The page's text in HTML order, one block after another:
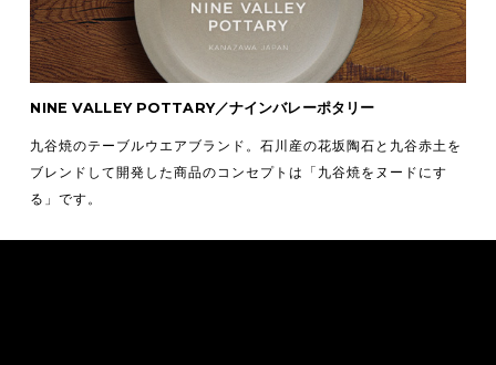
NINE VALLEY POTTARY／ナインバレーポタリー
九谷焼のテーブルウエアブランド。石川産の花坂陶石と九谷赤土を
ブレンドして開発した商品のコンセプトは「九谷焼をヌードにす
る」です。